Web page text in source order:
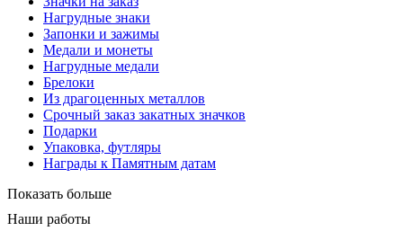
Нагрудные знаки
Запонки и зажимы
Медали и монеты
Нагрудные медали
Брелоки
Из драгоценных металлов
Срочный заказ закатных значков
Подарки
Упаковка, футляры
Награды к Памятным датам
Показать больше
Наши работы